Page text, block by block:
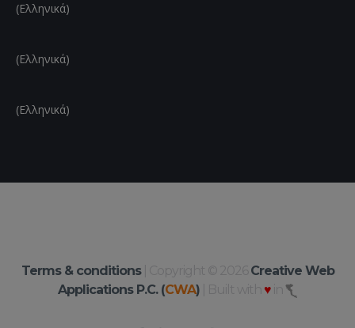
(Ελληνικά)
(Ελληνικά)
(Ελληνικά)
Terms & conditions| Copyright © 2026 Creative Web
Applications P.C. (CWA) ♥